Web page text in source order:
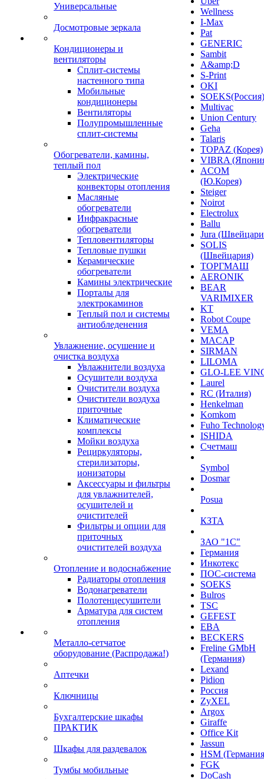
Универсальные
Досмотровые зеркала
Кондиционеры и
вентиляторы
Сплит-системы
настенного типа
Мобильные
кондиционеры
Вентиляторы
Полупромышленные
сплит-системы
Обогреватели, камины,
теплый пол
Электрические
конвекторы отопления
Масляные
обогреватели
Инфракрасные
обогреватели
Тепловентиляторы
Тепловые пушки
Керамические
обогреватели
Камины электрические
Порталы для
электрокаминов
Теплый пол и системы
антиобледенения
Увлажнение, осушение и
очистка воздуха
Увлажнители воздуха
Осушители воздуха
Очистители воздуха
Очистители воздуха
приточные
Климатические
комплексы
Мойки воздуха
Рециркуляторы,
стерилизаторы,
ионизаторы
Аксессуары и фильтры
для увлажнителей,
осушителей и
очистителей
Фильтры и опции для
приточных
очистителей воздуха
Отопление и водоснабжение
Радиаторы отопления
Водонагреватели
Полотенцесушители
Арматура для систем
отопления
Металло-сетчатое
оборудование (Распродажа!)
Аптечки
Ключницы
Бухгалтерские шкафы
ПРАКТИК
Шкафы для раздевалок
Тумбы мобильные
Wellness
I-Max
Pat
GENERIC
Sambit
A&amp;D
S-Print
OKI
SOEKS(Россия)
Multivac
Union Century
Geha
Talaris
TOPAZ (Корея)
VIBRA
ACOM
(Ю.Корея)
Steiger
Noirot
Electrolux
Ballu
Jura
SOLIS
(Швейцария)
ТОРГМАШ
AERONIK
BEAR
VARIMIXER
KT
Robot Coupe
VEMA
MACAP
SIRMAN
LILOMA
GLO-LEE
Laurel
RC (Италия)
Henkelman
Komkom
Fuho
ISHIDA
Счетмаш
Symbol
Dosmar
Posua
КЗТА
ЗАО "1С"
Германия
Инкотекс
ПОС-система
SOEKS
Bulros
TSC
GEFEST
EBA
BECKERS
Freline GMbH
(Германия)
Lexand
Pidion
Россия
ZyXEL
Argox
Giraffe
Office Kit
Jassun
HSM
FGK
DoCash